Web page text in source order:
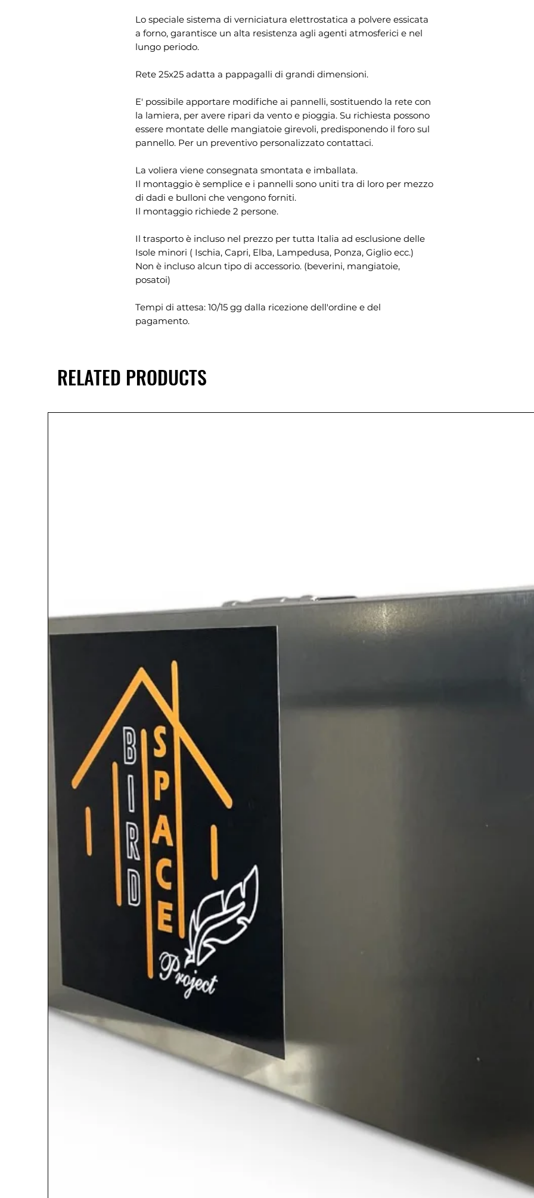
Lo speciale sistema di verniciatura elettrostatica a polvere essicata
a forno, garantisce un alta resistenza agli agenti atmosferici e nel
lungo periodo.
Rete 25x25 adatta a pappagalli di grandi dimensioni.
E' possibile apportare modifiche ai pannelli, sostituendo la rete con
la lamiera, per avere ripari da vento e pioggia. Su richiesta possono
essere montate delle mangiatoie girevoli, predisponendo il foro sul
pannello. Per un preventivo personalizzato contattaci.
La voliera viene consegnata smontata e imballata.
Il montaggio è semplice e i pannelli sono uniti tra di loro per mezzo
di dadi e bulloni che vengono forniti.
Il montaggio richiede 2 persone.
Il trasporto è incluso nel prezzo per tutta Italia ad esclusione delle
Isole minori ( Ischia, Capri, Elba, Lampedusa, Ponza, Giglio ecc.)
Non è incluso alcun tipo di accessorio. (beverini, mangiatoie,
posatoi)
Tempi di attesa: 10/15 gg dalla ricezione dell'ordine e del
pagamento.
RELATED PRODUCTS